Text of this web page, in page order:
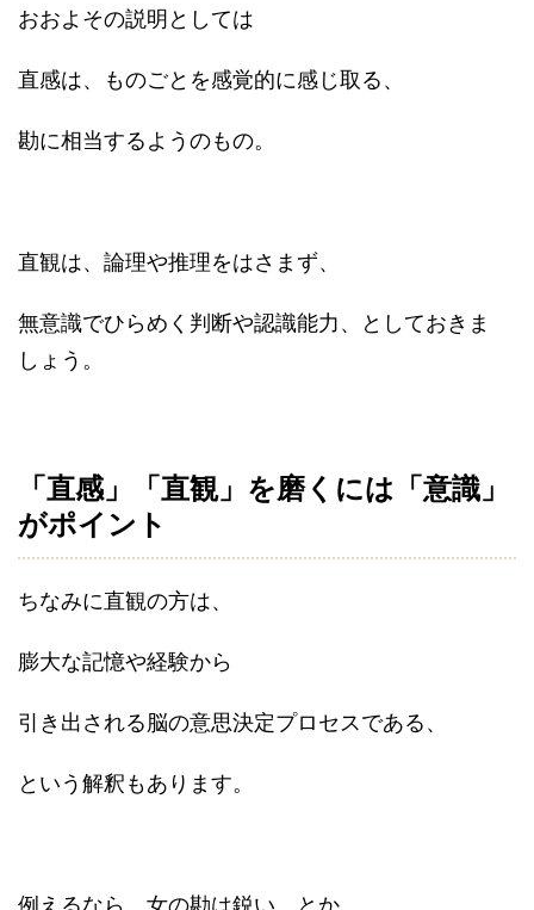
おおよその説明としては
直感は、ものごとを感覚的に感じ取る、
勘に相当するようのもの。
直観は、論理や推理をはさまず、
無意識でひらめく判断や認識能力、としておきま
しょう。
「直感」「直観」を磨くには「意識」
がポイント
ちなみに直観の方は、
膨大な記憶や経験から
引き出される脳の意思決定プロセスである、
という解釈もあります。